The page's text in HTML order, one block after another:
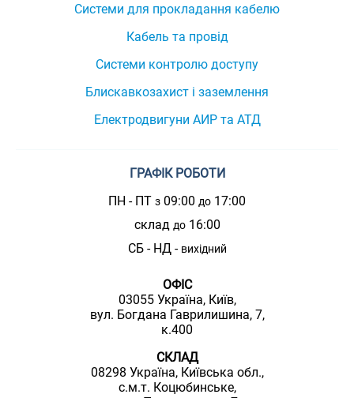
Системи для прокладання кабелю
Кабель та провід
Системи контролю доступу
Блискавкозахист і заземлення
Електродвигуни АИР та АТД
ГРАФІК РОБОТИ
ПН - ПТ з 09:00 до 17:00
склад до16:00
СБ - НД - вихідний
ОФІС
03055 Україна, Київ,
вул. Богдана Гаврилишина, 7,
к.400
СКЛАД
08298 Україна, Київська обл.,
с.м.т. Коцюбинське,